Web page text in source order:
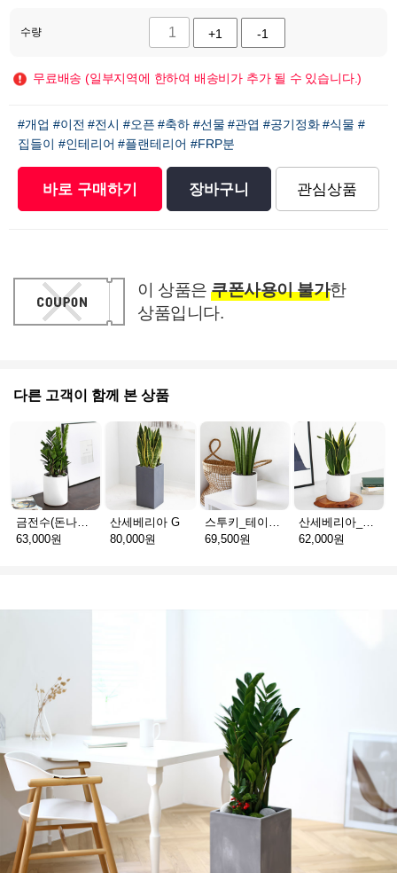
수량 +1 -1
무료배송 (일부지역에 한하여 배송비가 추가 될 수 있습니다.)
#개업 #이전 #전시 #오픈 #축하 #선물 #관엽 #공기정화 #식물 #
집들이 #인테리어 #플랜테리어 #FRP분
바로 구매하기 장바구니 관심상품
이 상품은 쿠폰사용이 불가한
상품입니다.
다른 고객이 함께 본 상품
금전수(돈나무)_테이블용 F
63,000원
산세베리아 G
80,000원
스투키_테이블용 D
69,500원
산세베리아_테이블용 H
62,000원